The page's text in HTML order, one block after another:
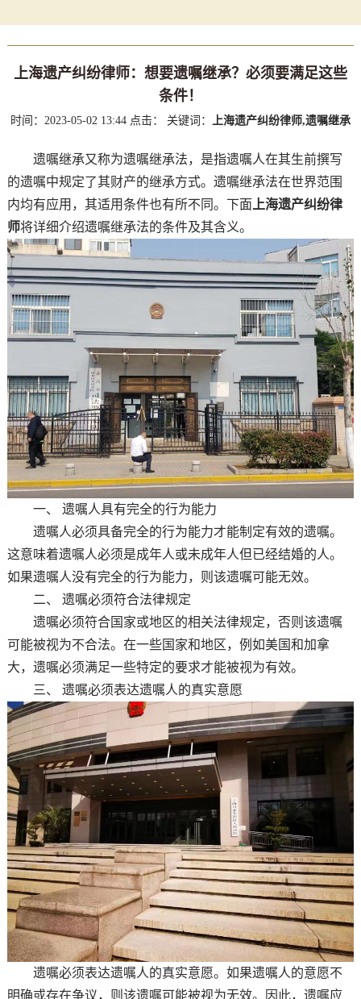
上海遗产纠纷律师：想要遗嘱继承？必须要满足这些
条件！
时间：2023-05-02 13:44 点击： 关键词： 上海遗产纠纷律师,遗嘱继承
遗嘱继承又称为遗嘱继承法，是指遗嘱人在其生前撰写
的遗嘱中规定了其财产的继承方式。遗嘱继承法在世界范围
内均有应用，其适用条件也有所不同。下面 上海遗产纠纷律
师将详细介绍遗嘱继承法的条件及其含义。
一、 遗嘱人具有完全的行为能力
遗嘱人必须具备完全的行为能力才能制定有效的遗嘱。
这意味着遗嘱人必须是成年人或未成年人但已经结婚的人。
如果遗嘱人没有完全的行为能力，则该遗嘱可能无效。
二、 遗嘱必须符合法律规定
遗嘱必须符合国家或地区的相关法律规定，否则该遗嘱
可能被视为不合法。在一些国家和地区，例如美国和加拿
大，遗嘱必须满足一些特定的要求才能被视为有效。
三、 遗嘱必须表达遗嘱人的真实意愿
遗嘱必须表达遗嘱人的真实意愿。如果遗嘱人的意愿不
明确或存在争议，则该遗嘱可能被视为无效。因此，遗嘱应